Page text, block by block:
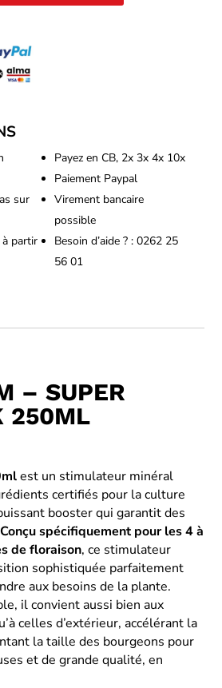
sur
partir
Payez en CB, 2x 3x 4x 10x
Paiement Paypal
Virement bancaire
possible
Besoin d’aide ? : 0262 25
56 01
– SUPER
250ML
est un stimulateur minéral
certifiés pour la culture
booster qui garantit des
Conçu spécifiquement pour les 4 à
de floraison, ce stimulateur
sophistiquée parfaitement
aux besoins de la plante.
il convient aussi bien aux
celles d’extérieur, accélérant la
la taille des bourgeons pour
et de grande qualité, en